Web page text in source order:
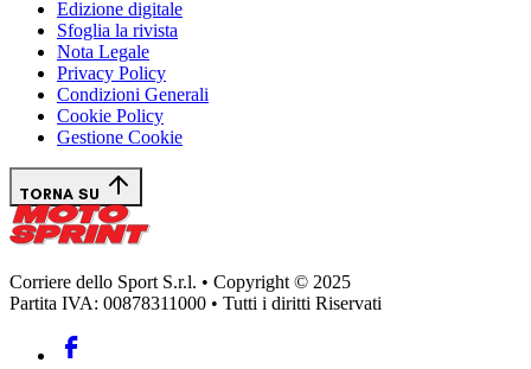
Edizione digitale
Sfoglia la rivista
Nota Legale
Privacy Policy
Condizioni Generali
Cookie Policy
Gestione Cookie
TORNA SU
Corriere dello Sport S.r.l. • Copyright © 2025
Partita IVA: 00878311000 • Tutti i diritti Riservati